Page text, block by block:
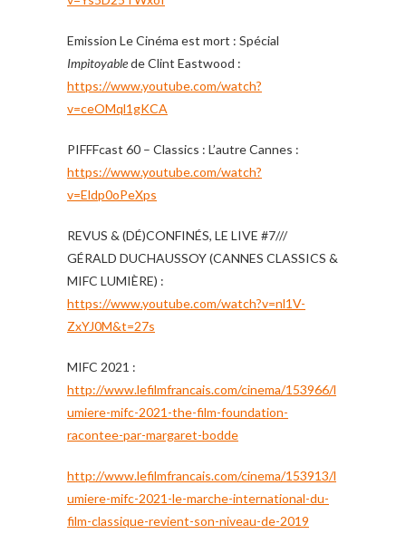
Emission Le Cinéma est mort : Spécial
Impitoyablede Clint Eastwood :
https://www.youtube.com/watch?
v=ceOMql1gKCA
PIFFFcast 60 – Classics : L’autre Cannes :
https://www.youtube.com/watch?
v=Eldp0oPeXps
REVUS & (DÉ)CONFINÉS, LE LIVE #7///
GÉRALD DUCHAUSSOY (CANNES CLASSICS &
MIFC LUMIÈRE) :
https://www.youtube.com/watch?v=nl1V-
ZxYJ0M&t=27s
MIFC 2021 :
http://www.lefilmfrancais.com/cinema/153966/l
umiere-mifc-2021-the-film-foundation-
racontee-par-margaret-bodde
http://www.lefilmfrancais.com/cinema/153913/l
umiere-mifc-2021-le-marche-international-du-
film-classique-revient-son-niveau-de-2019